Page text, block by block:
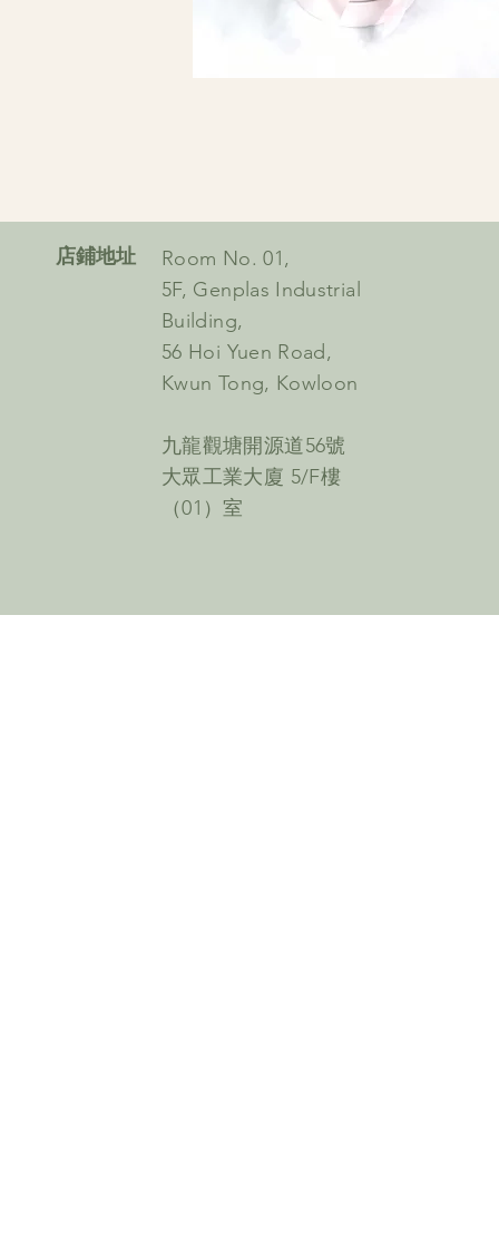
​店鋪地址
Room No. 01,
5F, Genplas Industrial
Building,
56 Hoi Yuen Road,
Kwun Tong, Kowloon
九龍觀塘開源道56號
大眾工業大廈 5/F樓
（01）室